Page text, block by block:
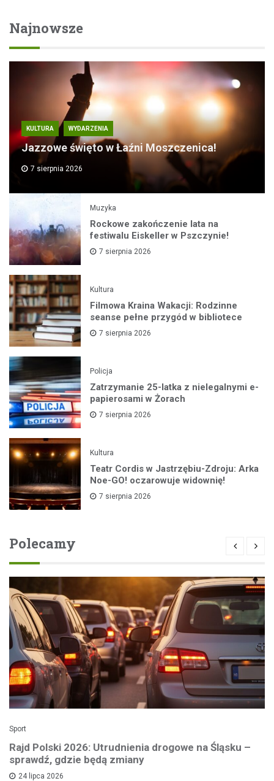
Najnowsze
KULTURA WYDARZENIA
Jazzowe święto w Łaźni Moszczenica!
7 sierpnia 2026
Muzyka
Rockowe zakończenie lata na
festiwalu Eiskeller w Pszczynie!
7 sierpnia 2026
Kultura
Filmowa Kraina Wakacji: Rodzinne
seanse pełne przygód w bibliotece
7 sierpnia 2026
Policja
Zatrzymanie 25-latka z nielegalnymi e-
papierosami w Żorach
7 sierpnia 2026
Kultura
Teatr Cordis w Jastrzębiu-Zdroju: Arka
Noe-GO! oczarowuje widownię!
7 sierpnia 2026
Polecamy
Sport
Rajd Polski 2026: Utrudnienia drogowe na Śląsku –
sprawdź, gdzie będą zmiany
24 lipca 2026